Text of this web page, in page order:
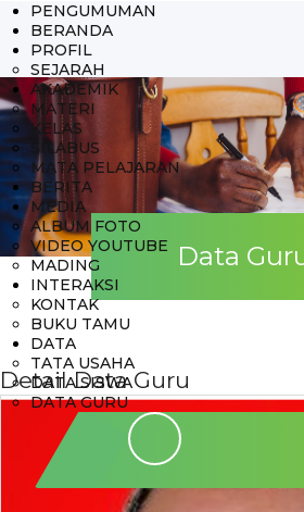
PENGUMUMAN
BERANDA
PROFIL
SEJARAH
AKADEMIK
MATERI
KELAS
SILABUS
MATA PELAJARAN
BERITA
MEDIA
ALBUM FOTO
VIDEO YOUTUBE
MADING
INTERAKSI
KONTAK
BUKU TAMU
DATA
TATA USAHA
DATA SISWA
DATA GURU
Data
Detail Data Guru